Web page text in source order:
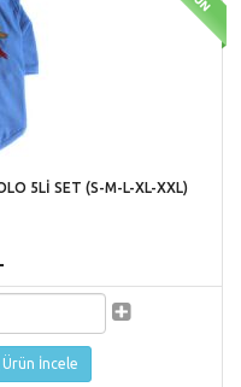
5Lİ SET (S-M-L-XL-XXL)
Ürün İncele